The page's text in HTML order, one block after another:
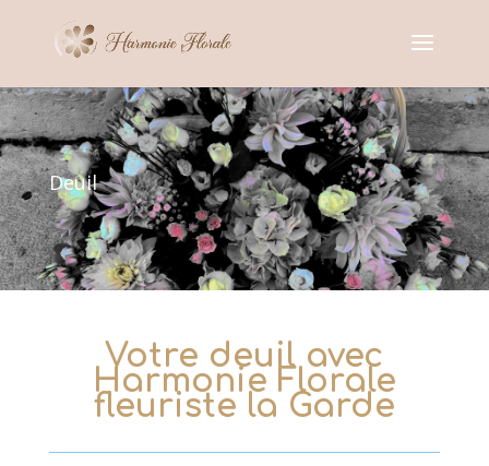
Deuil
Votre deuil avec
Harmonie Florale
fleuriste la Garde